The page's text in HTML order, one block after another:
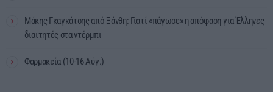
Μάκης Γκαγκάτσης από Ξάνθη: Γιατί «πάγωσε» η απόφαση για Έλληνες
διαιτητές στα ντέρμπι
Φαρμακεία (10-16 Αύγ.)